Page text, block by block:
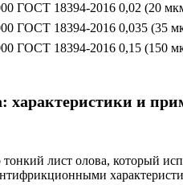
ГОСТ 18394-2016 0,02 (20
ГОСТ 18394-2016 0,035 (35
ГОСТ 18394-2016 0,15 (150
характеристики и
лист олова, который